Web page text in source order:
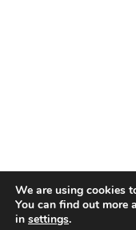
We are using cookies
You can find out more
in settings.